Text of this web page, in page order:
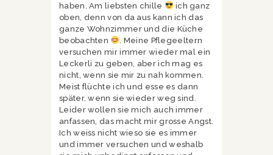
haben. Am liebsten chille
ich ganz
oben, denn von da aus kann ich das
ganze Wohnzimmer und die Küche
beobachten
. Meine Pflegeeltern
versuchen mir immer wieder mal ein
Leckerli zu geben, aber ich mag es
nicht, wenn sie mir zu nah kommen.
Meist flüchte ich und esse es dann
später, wenn sie wieder weg sind.
Leider wollen sie mich auch immer
anfassen, das macht mir grosse Angst.
Ich weiss nicht wieso sie es immer
und immer versuchen und weshalb